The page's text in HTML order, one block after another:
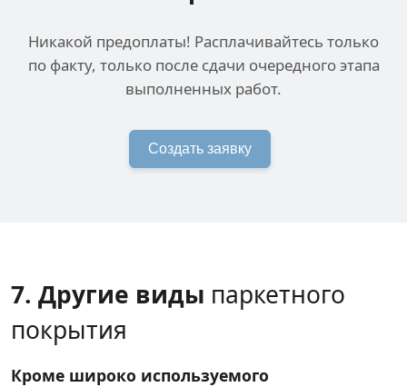
Никакой предоплаты! Расплачивайтесь только
по факту, только после сдачи очередного этапа
выполненных работ.
Создать заявку
7. Другие виды паркетного
покрытия
Кроме широко используемого